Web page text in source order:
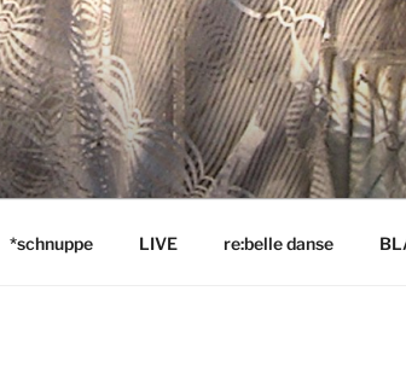
*schnuppe LIVE re:belle danse